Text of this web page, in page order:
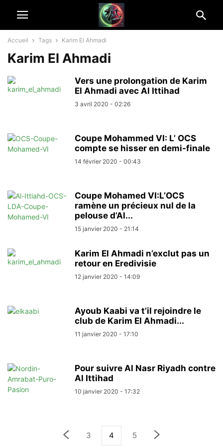
Accueil Tags Karim El Ahmadi
Karim El Ahmadi
Vers une prolongation de Karim
El Ahmadi avec Al Ittihad
3 avril 2020 - 02:26
Coupe Mohammed VI: L’ OCS
compte se hisser en demi-finale
14 février 2020 - 00:43
Coupe Mohamed VI:L’OCS
ramène un précieux nul de la
pelouse d’Al...
15 janvier 2020 - 21:14
Karim El Ahmadi n’exclut pas un
retour en Eredivisie
12 janvier 2020 - 14:09
Ayoub Kaabi va t’il rejoindre le
club de Karim El Ahmadi...
11 janvier 2020 - 17:10
Pour suivre Al Nasr Riyadh contre
Al Ittihad
10 janvier 2020 - 17:32
3 4 5